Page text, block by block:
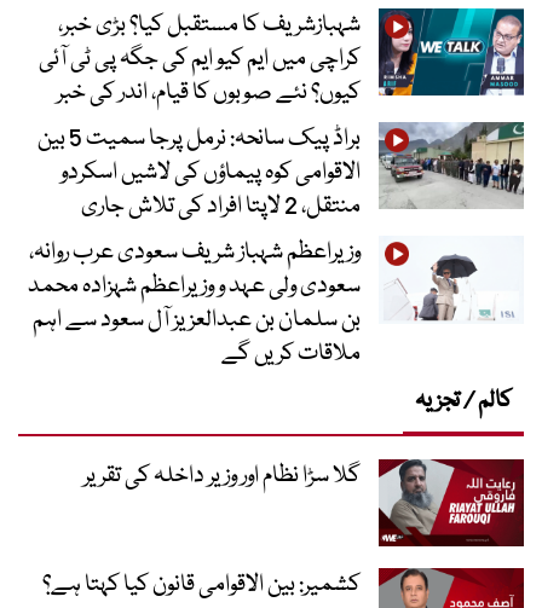
شہبازشریف کا مستقبل کیا؟ بڑی خبر،
کراچی میں ایم کیو ایم کی جگہ پی ٹی آئی
کیوں؟ نئے صوبوں کا قیام، اندر کی خبر
براڈ پیک سانحہ: نرمل پرجا سمیت 5 بین
الاقوامی کوہ پیماؤں کی لاشیں اسکردو
منتقل، 2 لاپتا افراد کی تلاش جاری
وزیراعظم شہباز شریف سعودی عرب روانہ،
سعودی ولی عہد و وزیراعظم شہزادہ محمد
بن سلمان بن عبدالعزیز آل سعود سے اہم
ملاقات کریں گے
کالم / تجزیہ
گلا سڑا نظام اور وزیر داخلہ کی تقریر
کشمیر: بین الاقوامی قانون کیا کہتا ہے؟